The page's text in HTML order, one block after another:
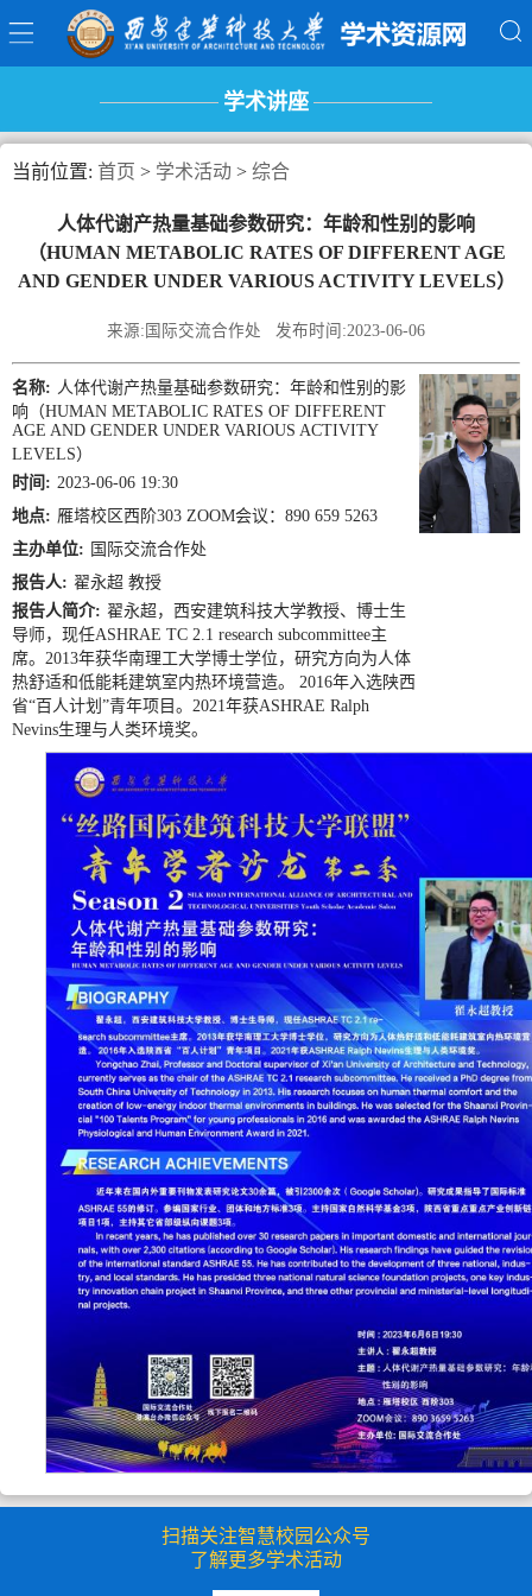
学术讲座
当前位置: 首页 > 学术活动 > 综合
人体代谢产热量基础参数研究：年龄和性别的影响
（HUMAN METABOLIC RATES OF DIFFERENT AGE
AND GENDER UNDER VARIOUS ACTIVITY LEVELS）
来源:国际交流合作处 发布时间:2023-06-06
名称: 人体代谢产热量基础参数研究：年龄和性别的影
响（HUMAN METABOLIC RATES OF DIFFERENT
AGE AND GENDER UNDER VARIOUS ACTIVITY
LEVELS）
时间: 2023-06-06 19:30
地点: 雁塔校区西阶303 ZOOM会议：890 659 5263
主办单位: 国际交流合作处
报告人: 翟永超 教授
报告人简介: 翟永超，西安建筑科技大学教授、博士生
导师，现任ASHRAE TC 2.1 research subcommittee主
席。2013年获华南理工大学博士学位，研究方向为人体
热舒适和低能耗建筑室内热环境营造。 2016年入选陕西
省“百人计划”青年项目。2021年获ASHRAE Ralph
Nevins生理与人类环境奖。
扫描关注智慧校园公众号
了解更多学术活动